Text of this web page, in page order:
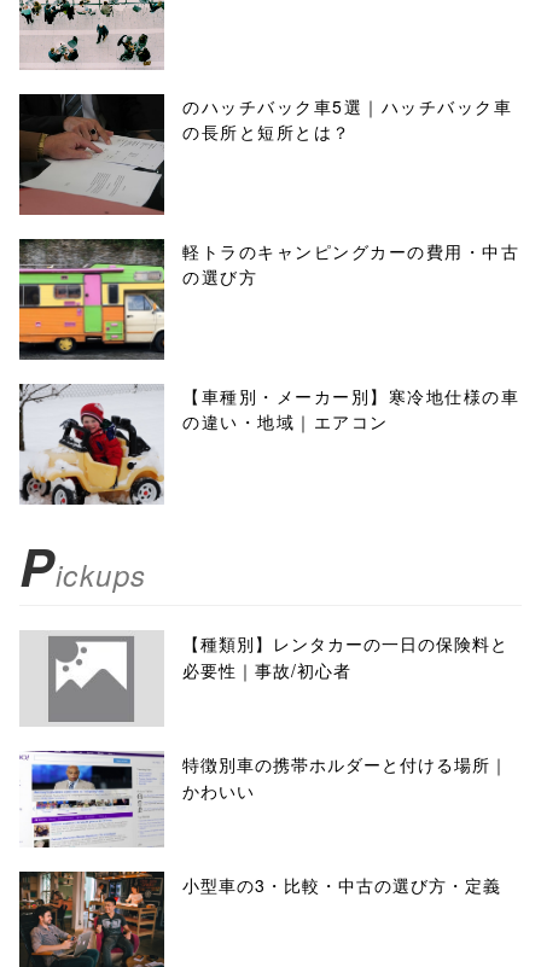
のハッチバック車5選｜ハッチバック車
の長所と短所とは？
軽トラのキャンピングカーの費用・中古
の選び方
【車種別・メーカー別】寒冷地仕様の車
の違い・地域｜エアコン
Pickups
【種類別】レンタカーの一日の保険料と
必要性｜事故/初心者
特徴別車の携帯ホルダーと付ける場所｜
かわいい
小型車の3・比較・中古の選び方・定義